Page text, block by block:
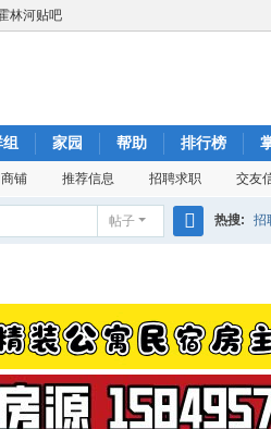
林河贴吧
家园 帮助 排行榜
铺 推荐信息 招聘求职 交友
帖子 热搜: 招